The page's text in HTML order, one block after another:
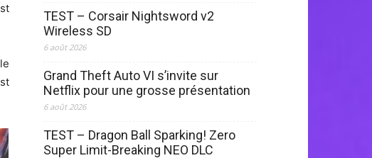
TEST – Corsair Nightsword v2
Wireless SD
6 août 2026
Grand Theft Auto VI s’invite sur
Netflix pour une grosse présentation
6 août 2026
TEST – Dragon Ball Sparking! Zero
Super Limit-Breaking NEO DLC